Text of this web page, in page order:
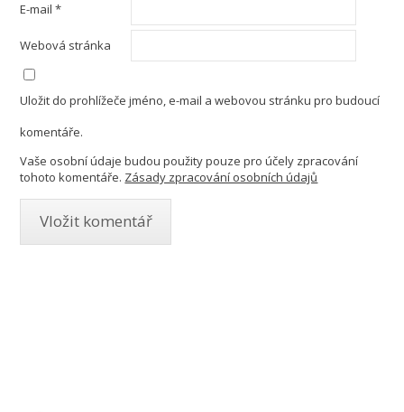
E-mail*
Webová stránka
Uložit do prohlížeče jméno, e-mail a webovou stránku pro budoucí
komentáře.
Vaše osobní údaje budou použity pouze pro účely zpracování
tohoto komentáře. Zásady zpracování osobních údajů